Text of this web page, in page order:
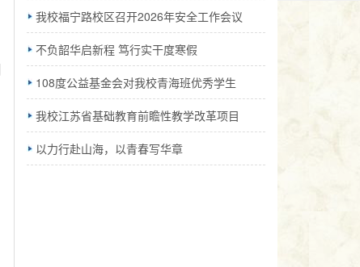
我校福宁路校区召开2026年安全工作会议
不负韶华启新程 笃行实干度寒假
108度公益基金会对我校青海班优秀学生
我校江苏省基础教育前瞻性教学改革项目
以力行赴山海，以青春写华章